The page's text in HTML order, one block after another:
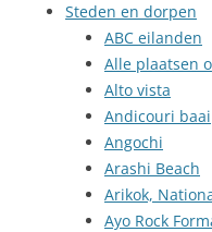
Steden en dorpen
ABC eilanden
Alle plaatsen
Alto vista
Andicouri baai
Angochi
Arashi Beach
Arikok,
Ayo Rock